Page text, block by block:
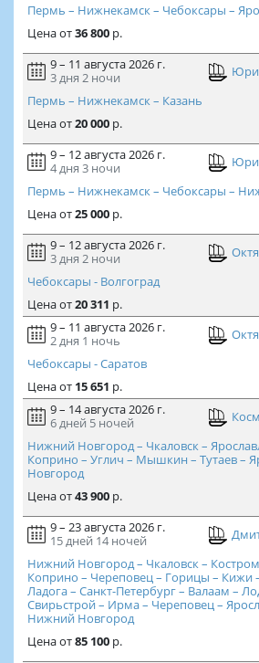
Пермь – Нижнекамск – Чебоксары –
Ценаот36 800р.
9 – 11 августа 2026 г.
3 дня 2 ночи
Пермь – Нижнекамск – Казань
Ценаот20 000р.
9 – 12 августа 2026 г.
4 дня 3 ночи
Пермь – Нижнекамск – Чебоксары –
Ценаот25 000р.
9 – 12 августа 2026 г.
3 дня 2 ночи
Чебоксары - Волгоград
Ценаот20 311 р.
9 – 11 августа 2026 г.
2 дня 1 ночь
Чебоксары - Саратов
Ценаот 15 651 р.
9 – 14 августа 2026 г.
6 дней 5 ночей
Нижний Новгород – Чкаловск –
Коприно – Углич – Мышкин – Тутаев –
Новгород
Ценаот43 900р.
9 – 23 августа 2026 г.
15 дней 14 ночей
Нижний Новгород – Чкаловск –
Коприно – Череповец – Горицы – Кижи
Ладога – Санкт-Петербург – Валаам –
Свирьстрой – Ирма – Череповец –
Нижний Новгород
Ценаот85 100р.